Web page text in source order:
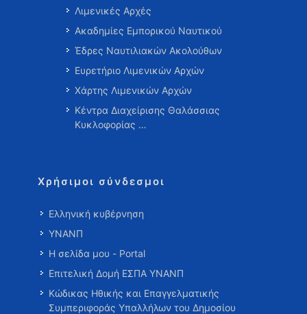
Λιμενικές Αρχές
Ακαδημίες Εμπορικού Ναυτικού
Έδρες Ναυτιλιακών Ακολούθων
Ευρετήριο Λιμενικών Αρχών
Χάρτης Λιμενικών Αρχών
Κέντρα Διαχείρισης Θαλάσσιας
Κυκλοφορίας …
Χρήσιμοι σύνδεσμοι
Ελληνική κυβέρνηση
ΥΝΑΝΠ
Η σελίδα μου - Portal
Επιτελική Δομή ΕΣΠΑ ΥΝΑΝΠ
Κώδικας Ηθικής και Επαγγελματικής
Συμπεριφοράς Υπαλλήλων του Δημοσίου